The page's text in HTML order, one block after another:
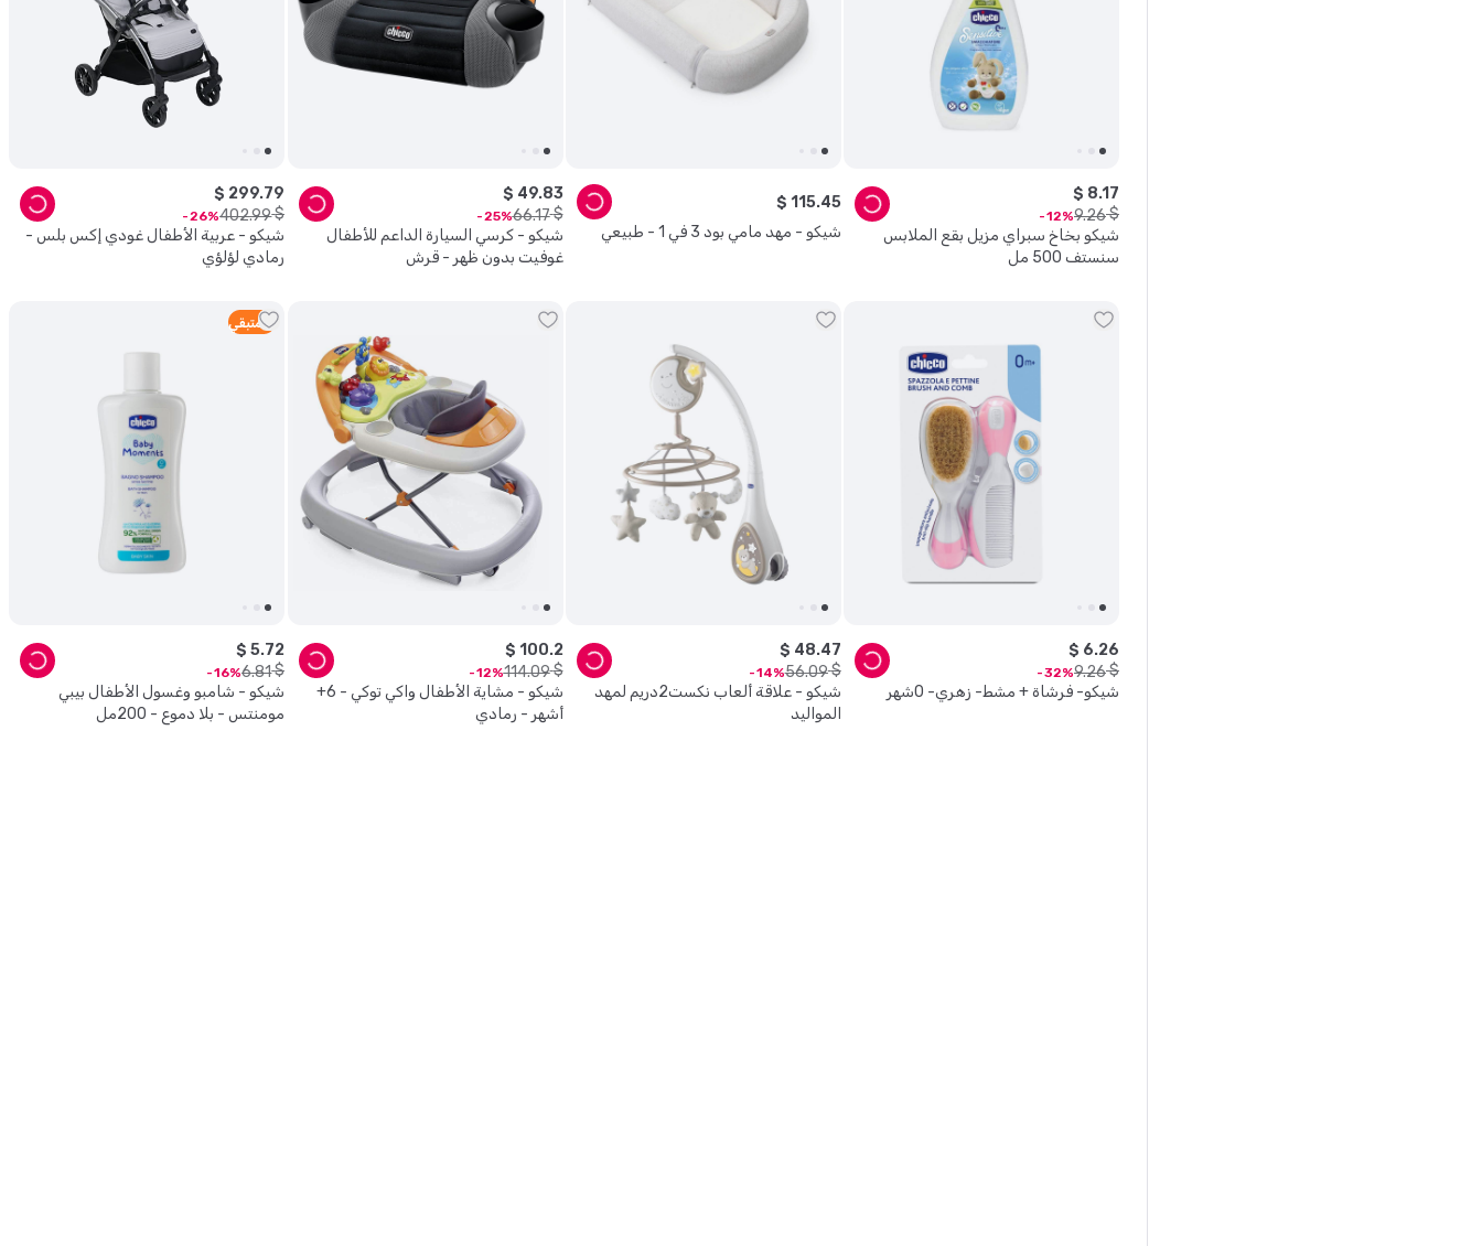
شيكو بخاخ سبراي مزيل بقع الملابس
سنستف 500 مل
$ 8.17
$
9.26
12
شيكو - مهد مامي بود 3 في 1 - طبيعي
$ 115.45
شيكو - كرسي السيارة الداعم للأطفال
غوفيت بدون ظهر - قرش
$ 49.83
$
66.17
25
شيكو - عربية الأطفال غودي إكس بلس -
رمادي لؤلؤي
$ 299.79
$
402.99
26
شيكو- فرشاة + مشط- زهري- 0شهر
$ 6.26
$
9.26
32
شيكو - علاقة ألعاب نكست2دريم لمهد
المواليد
$ 48.47
$
56.09
14
شيكو - مشاية الأطفال واكي توكي - 6+
أشهر - رمادي
$ 100.2
$
114.09
12
4 متبقي
شيكو - شامبو وغسول الأطفال بيبي
مومنتس - بلا دموع - 200مل
$ 5.72
$
6.81
16